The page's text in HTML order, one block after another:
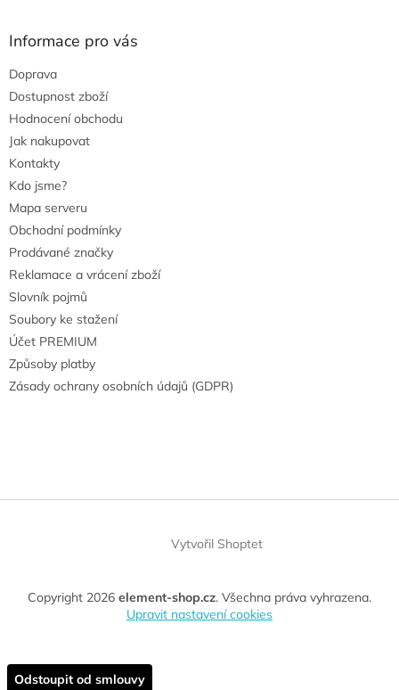
Informace pro vás
Doprava
Dostupnost zboží
Hodnocení obchodu
Jak nakupovat
Kontakty
Kdo jsme?
Mapa serveru
Obchodní podmínky
Prodávané značky
Reklamace a vrácení zboží
Slovník pojmů
Soubory ke stažení
Účet PREMIUM
Způsoby platby
Zásady ochrany osobních údajů (GDPR)
Vytvořil Shoptet
Copyright 2026 element-shop.cz. Všechna práva vyhrazena.
Upravit nastavení cookies
Odstoupit od smlouvy